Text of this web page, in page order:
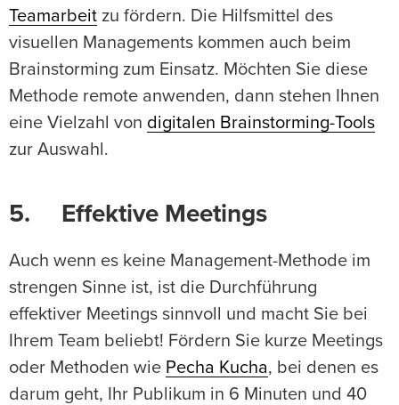
Teamarbeit zu fördern. Die Hilfsmittel des
visuellen Managements kommen auch beim
Brainstorming zum Einsatz. Möchten Sie diese
Methode remote anwenden, dann stehen Ihnen
eine Vielzahl von digitalen Brainstorming-Tools
zur Auswahl.
5. Effektive Meetings
Auch wenn es keine Management-Methode im
strengen Sinne ist, ist die Durchführung
effektiver Meetings sinnvoll und macht Sie bei
Ihrem Team beliebt! Fördern Sie kurze Meetings
oder Methoden wie Pecha Kucha, bei denen es
darum geht, Ihr Publikum in 6 Minuten und 40